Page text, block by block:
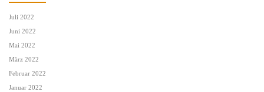
Juli 2022
Juni 2022
Mai 2022
März 2022
Februar 2022
Januar 2022